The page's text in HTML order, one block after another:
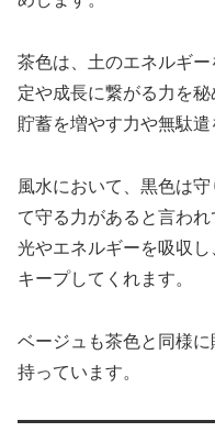
茶色は、土のエネルギ
定や成長に繋がる力を秘
貯蓄を増やす力や無駄遣
風水において、黒色は
て守る力があると言われ
光やエネルギーを吸収
キープしてくれます。
ベージュも茶色と同様
持っています。